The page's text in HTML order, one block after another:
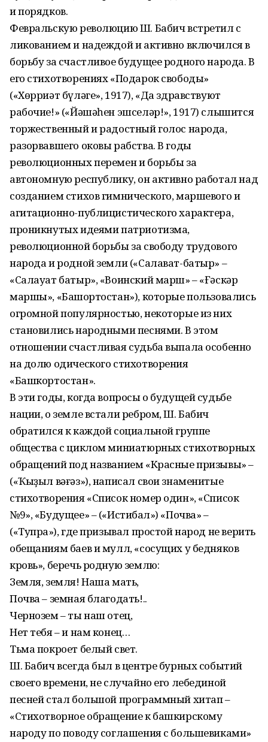
и порядков.
Февральскую революцию Ш. Бабич встретил с
ликованием и надеждой и активно включился в
борьбу за счастливое будущее родного народа. В
его стихотворениях «Подарок свободы»
(«Хөрриәт бүләге», 1917), «Да здравствуют
рабочие!» («Йәшәһен эшселәр!», 1917) слышится
торжественный и радостный голос народа,
разорвавшего оковы рабства. В годы
революционных перемен и борьбы за
автономную республику, он активно работал над
созданием стихов гимнического, маршевого и
агитационно-публицистического характера,
проникнутых идеями патриотизма,
революционной борьбы за свободу трудового
народа и родной земли («Салават-батыр» –
«Салауат батыр», «Воинский марш» – «Ғәскәр
маршы», «Башҡортостан»), которые пользовались
огромной популярностью, некоторые из них
становились народными песнями. В этом
отношении счастливая судьба выпала особенно
на долю одического стихотворения
«Башкортостан».
В эти годы, когда вопросы о будущей судьбе
нации, о земле встали ребром, Ш. Ба­бич
обратился к каждой социальной группе
общества с циклом миниатюрных стихотворных
обращений под названием «Красные призывы» –
(«Ҡы­ҙыл вәғәз»), написал свои знаменитые
стихотворения «Список номер один», «Список
№9», «Будущее» – («Истиҡбал») «Почва» –
(«Тупраҡ»), где призывал простой народ не верить
обещаниям баев и мулл, «сосущих у бедняков
кровь», беречь родную землю:
Земля, земля! Наша мать,
Почва – земная благодать!..
Чернозем – ты наш отец,
Нет тебя – и нам конец…
Тьма покроет белый свет.
Ш. Бабич всегда был в центре бурных событий
своего времени, не случайно его лебединой
песней стал большой программный хитап –
«Стихотворное обращение к башкирскому
народу по поводу соглашения с большевиками»